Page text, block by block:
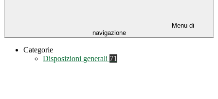
Menu di
navigazione
Categorie
Disposizioni generali 71